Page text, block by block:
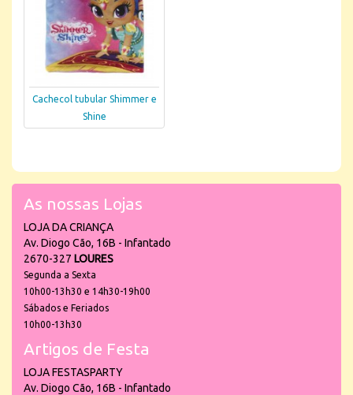
Cachecol tubular Shimmer e
Shine
As nossas Lojas
LOJA DA CRIANÇA
Av. Diogo Cão, 16B - Infantado
2670-327 LOURES
Segunda a Sexta
10h00-13h30 e 14h30-19h00
Sábados e Feriados
10h00-13h30
Artigos de Festa
LOJA FESTASPARTY
Av. Diogo Cão, 16B - Infantado